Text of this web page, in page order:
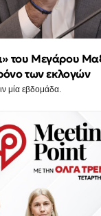
του Μεγάρου
των εκλογών
μία εβδομάδα.